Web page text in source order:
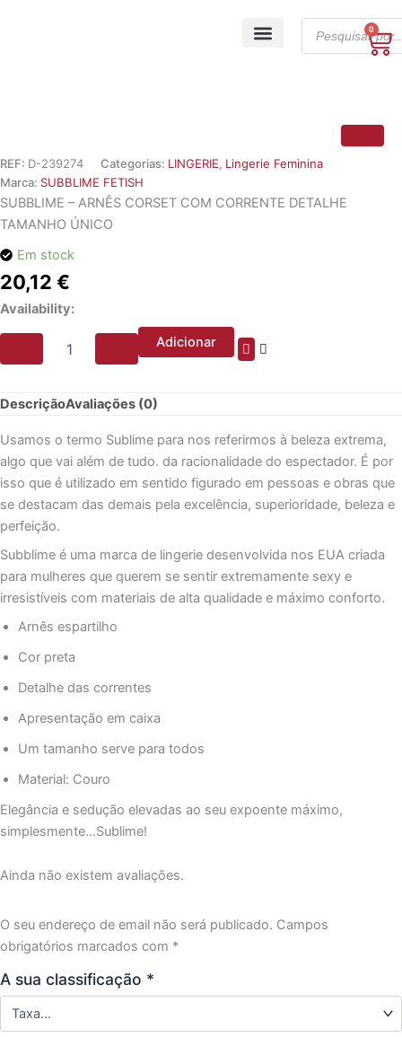
search
0
REF: D-239274 Categorias: LINGERIE, Lingerie Feminina
Marca: SUBBLIME FETISH
SUBBLIME – ARNÊS CORSET COM CORRENTE DETALHE
TAMANHO ÚNICO
Em stock
20,12 €
Availability:Quantidade
SUBBLIME
-
CORSET
COM
DETALHE
TAMANHO
ÚNICO
Adicionar
DescriçãoAvaliações (0)
Usamos o termo Sublime para nos referirmos à beleza extrema,
algo que vai além de tudo. da racionalidade do espectador. É por
isso que é utilizado em sentido figurado em pessoas e obras que
se destacam das demais pela excelência, superioridade, beleza e
perfeição.
Subblime é uma marca de lingerie desenvolvida nos EUA criada
para mulheres que querem se sentir extremamente sexy e
irresistíveis com materiais de alta qualidade e máximo conforto.
Arnês espartilho
Cor preta
Detalhe das correntes
Apresentação em caixa
Um tamanho serve para todos
Material: Couro
Elegância e sedução elevadas ao seu expoente máximo,
simplesmente…Sublime!
Ainda não existem avaliações.
O seu endereço de email não será publicado. Campos
obrigatórios marcados com *
A sua classificação *